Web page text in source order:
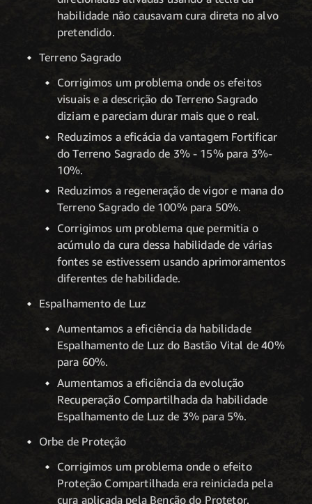
habilidade não causavam cura direta no alvo
pretendido.
Terreno Sagrado
Corrigimos um problema onde os efeitos
visuais e a descrição do Terreno Sagrado
diziam e pareciam durar mais que o real.
Reduzimos a eficácia da vantagem Fortificar
do Terreno Sagrado de 3% - 15% para 3%-
10%.
Reduzimos a regeneração de vigor e mana do
Terreno Sagrado de 100% para 50%.
Corrigimos um problema que permitia o
acúmulo da cura dessa habilidade de várias
fontes se estivessem usando aprimoramentos
diferentes de habilidade.
Espalhamento de Luz
Aumentamos a eficiência da habilidade
Espalhamento de Luz do Bastão Vital de 40%
para 60%.
Aumentamos a eficiência da evolução
Recuperação Compartilhada da habilidade
Espalhamento de Luz de 3% para 5%.
Orbe de Proteção
Corrigimos um problema onde o efeito
Proteção Compartilhada era reiniciada pela
cura aplicada pela Benção do Protetor.